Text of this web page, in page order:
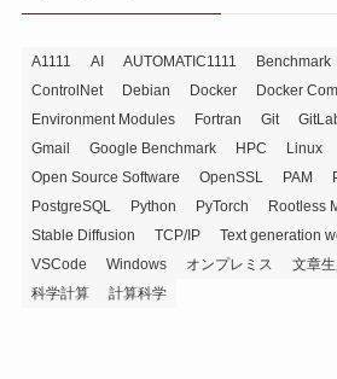
A1111 AI AUTOMATIC1111 Benchmark
ControlNet
Debian Docker
Docker
Environment Modules
Fortran Git
Gmail
Google Benchmark HPC Linux
Open Source Software
OpenSSL PAM
PostgreSQL
Python PyTorch Rootless
Stable Diffusion
TCP/IP Text generation
VSCode
Windows オンプレミス 文章
科学計算
計算科学